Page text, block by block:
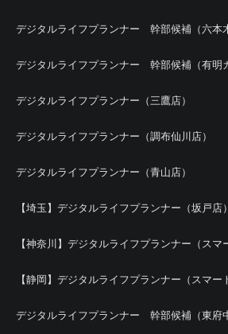
デジタルライフプランナー 幹部候補（六本
デジタルライフプランナー 幹部候補（有明
デジタルライフプランナー（三鷹店）
デジタルライフプランナー（調布仙川店）
デジタルライフプランナー（青山店）
【埼玉】デジタルライフプランナー（坂戸店）
【神奈川】デジタルライフプランナー（スマ
【静岡】デジタルライフプランナー（スマー
デジタルライフプランナー 幹部候補（東府